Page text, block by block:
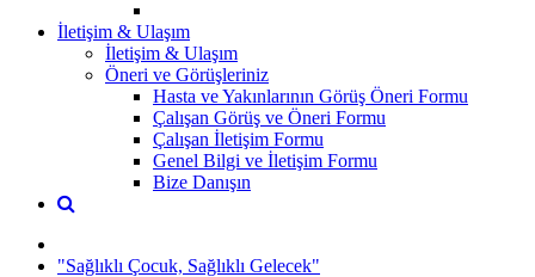
İletişim & Ulaşım
İletişim & Ulaşım
Öneri ve Görüşleriniz
Hasta ve Yakınlarının Görüş Öneri Formu
Çalışan Görüş ve Öneri Formu
Çalışan İletişim Formu
Genel Bilgi ve İletişim Formu
Bize Danışın
"Sağlıklı Çocuk, Sağlıklı Gelecek"